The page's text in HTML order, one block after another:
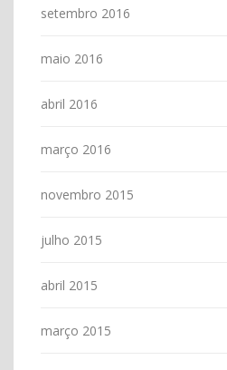
setembro 2016
maio 2016
abril 2016
março 2016
novembro 2015
julho 2015
abril 2015
março 2015